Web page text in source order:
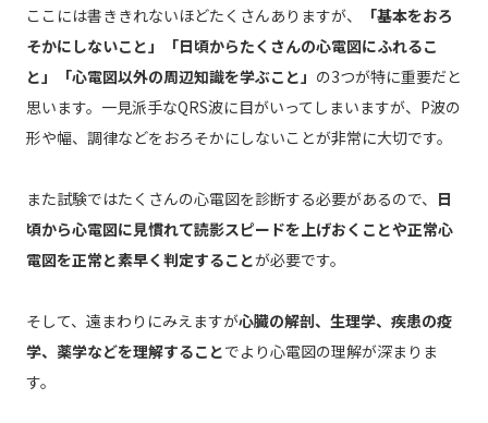
ここには書ききれないほどたくさんありますが、
「基本をおろ
そかにしないこと」「日頃からたくさんの心電図にふれるこ
と」「心電図以外の周辺知識を学ぶこと」 の3つが特に重要だと
思います。一見派手なQRS波に目がいってしまいますが、P波の
形や幅、調律などをおろそかにしないことが非常に大切です。
また試験ではたくさんの心電図を診断する必要があるので、 日
頃から心電図に見慣れて読影スピードを上げおくことや正常心
電図を正常と素早く判定することが必要です。
そして、遠まわりにみえますが心臓の解剖、生理学、疾患の疫
学、薬学などを理解することでより心電図の理解が深まりま
す。